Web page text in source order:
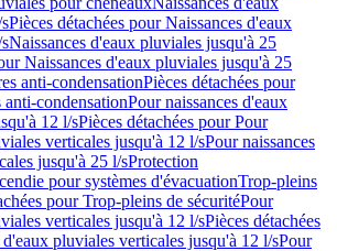
Pièces détachées pour Naissances d'eaux
Naissances d'eaux pluviales jusqu'à 25
Naissances d'eaux pluviales jusqu'à 25
anti-condensationPièces détachées pour
anti-condensationPour naissances d'eaux
12 l/sPièces détachées pour Pour
verticales jusqu'à 12 l/sPour naissances
jusqu'à 25 l/sProtection
pour systèmes d'évacuationTrop-pleins
pour Trop-pleins de sécuritéPour
verticales jusqu'à 12 l/sPièces détachées
pluviales verticales jusqu'à 12 l/sPour